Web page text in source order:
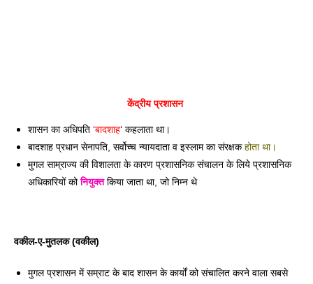
केंद्रीय प्रशासन
शासन का अधिपति ‘बादशाह‘ कहलाता था।
बादशाह प्रधान सेनापति, सर्वोच्च न्यायदाता व इस्लाम का संरक्षक होता था।
मुगल साम्राज्य की विशालता के कारण प्रशासनिक संचालन के लिये प्रशासनिक
अधिकारियों को नियुक्त किया जाता था, जो निम्न थे
वकील-ए-मुतलक (वकील)
मुगल प्रशासन में सम्राट के बाद शासन के कार्यों को संचालित करने वाला सबसे